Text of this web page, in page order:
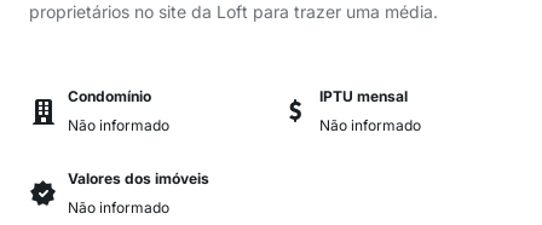
proprietários no site da Loft para trazer uma média.
Condomínio
Não informado
IPTU mensal
Não informado
Valores dos imóveis
Não informado